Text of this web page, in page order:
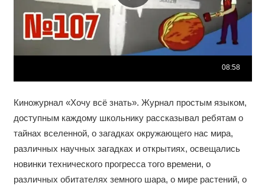
Киножурнал «Хочу всё знать». Журнал простым языком,
доступным каждому школьнику рассказывал ребятам о
тайнах вселенной, о загадках окружающего нас мира,
различных научных загадках и открытиях, освещались
новинки технического прогресса того времени, о
различных обитателях земного шара, о мире растений, о